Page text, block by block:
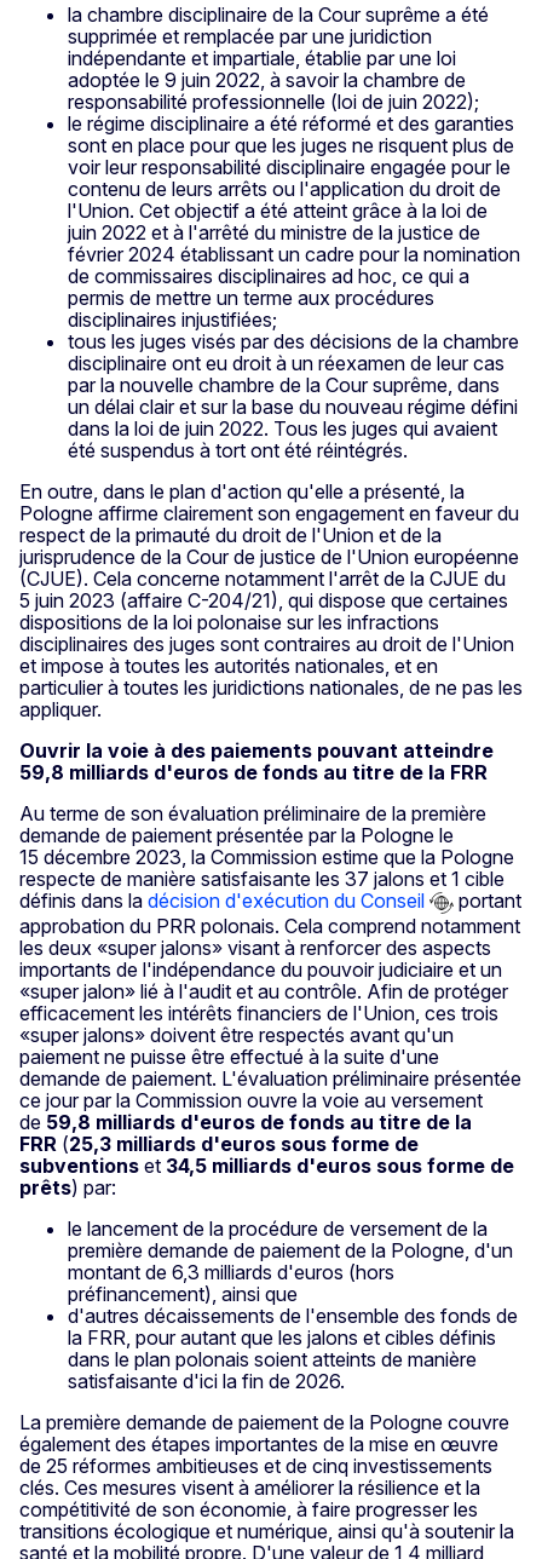
la chambre disciplinaire de la Cour suprême a été
supprimée et remplacée par une juridiction
indépendante et impartiale, établie par une loi
adoptée le 9 juin 2022, à savoir la chambre de
responsabilité professionnelle (loi de juin 2022);
le régime disciplinaire a été réformé et des garanties
sont en place pour que les juges ne risquent plus de
voir leur responsabilité disciplinaire engagée pour le
contenu de leurs arrêts ou l'application du droit de
l'Union. Cet objectif a été atteint grâce à la loi de
juin 2022 et à l'arrêté du ministre de la justice de
février 2024 établissant un cadre pour la nomination
de commissaires disciplinaires ad hoc, ce qui a
permis de mettre un terme aux procédures
disciplinaires injustifiées;
tous les juges visés par des décisions de la chambre
disciplinaire ont eu droit à un réexamen de leur cas
par la nouvelle chambre de la Cour suprême, dans
un délai clair et sur la base du nouveau régime défini
dans la loi de juin 2022. Tous les juges qui avaient
été suspendus à tort ont été réintégrés.
En outre, dans le plan d'action qu'elle a présenté, la
Pologne affirme clairement son engagement en faveur du
respect de la primauté du droit de l'Union et de la
jurisprudence de la Cour de justice de l'Union européenne
(CJUE). Cela concerne notamment l'arrêt de la CJUE du
5 juin 2023 (affaire C-204/21), qui dispose que certaines
dispositions de la loi polonaise sur les infractions
disciplinaires des juges sont contraires au droit de l'Union
et impose à toutes les autorités nationales, et en
particulier à toutes les juridictions nationales, de ne pas les
appliquer.
Ouvrir la voie à des paiements pouvant atteindre
59,8 milliards d'euros de fonds au titre de la FRR
Au terme de son évaluation préliminaire de la première
demande de paiement présentée par la Pologne le
15 décembre 2023, la Commission estime que la Pologne
respecte de manière satisfaisante les 37 jalons et 1 cible
définis dans la décision d'exécution du Conseil
portant
approbation du PRR polonais. Cela comprend notamment
les deux «super jalons» visant à renforcer des aspects
importants de l'indépendance du pouvoir judiciaire et un
«super jalon» lié à l'audit et au contrôle. Afin de protéger
efficacement les intérêts financiers de l'Union, ces trois
«super jalons» doivent être respectés avant qu'un
paiement ne puisse être effectué à la suite d'une
demande de paiement. L'évaluation préliminaire présentée
ce jour par la Commission ouvre la voie au versement
de 59,8 milliards d'euros de fonds au titre de la
FRR (25,3 milliards d'euros sous forme de
subventions et 34,5 milliards d'euros sous forme de
prêts) par:
le lancement de la procédure de versement de la
première demande de paiement de la Pologne, d'un
montant de 6,3 milliards d'euros (hors
préfinancement), ainsi que
d'autres décaissements de l'ensemble des fonds de
la FRR, pour autant que les jalons et cibles définis
dans le plan polonais soient atteints de manière
satisfaisante d'ici la fin de 2026.
La première demande de paiement de la Pologne couvre
également des étapes importantes de la mise en œuvre
de 25 réformes ambitieuses et de cinq investissements
clés. Ces mesures visent à améliorer la résilience et la
compétitivité de son économie, à faire progresser les
transitions écologique et numérique, ainsi qu'à soutenir la
santé et la mobilité propre. D'une valeur de 1,4 milliard